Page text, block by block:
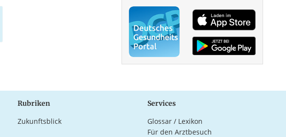
Rubriken
Zukunftsblick
Services
Glossar / Lexikon
Für den Arztbesuch